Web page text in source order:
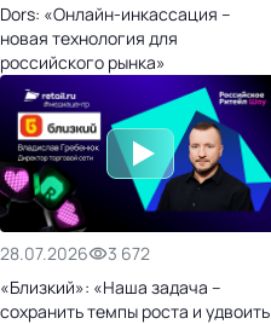
Dors: «Онлайн-инкассация –
новая технология для
российского рынка»
28.07.2026
3 672
«Близкий»: «Наша задача –
сохранить темпы роста и удвоить